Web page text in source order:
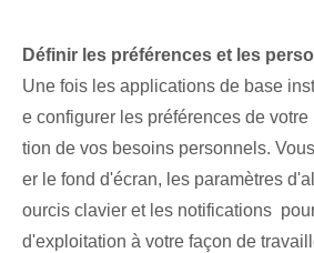
Définir les préférences‍ et les
Une fois les applications de base
e configurer les préférences de
tion de vos besoins personnels.
er le fond d'écran, les paramètres
ourcis clavier et les notifications
d'exploitation à votre façon⁤ de